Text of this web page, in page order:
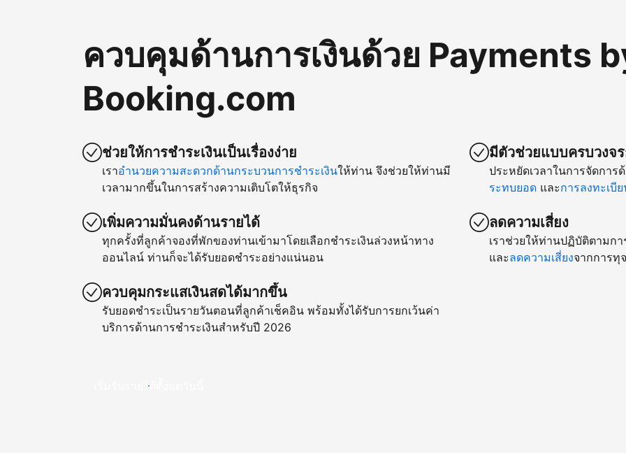
ควบคุมด้านการเงินด้วย Payments
Booking.com
ช่วยให้การชำระเงินเป็นเรื่องง่าย
เราอำนวยความสะดวกด้านกระบวนการชำระเงินให้ท่าน จึงช่วยให้ท่านมี
เวลามากขึ้นในการสร้างความเติบโตให้ธุรกิจ
เพิ่มความมั่นคงด้านรายได้
ทุกครั้งที่ลูกค้าจองที่พักของท่านเข้ามาโดยเลือกชำระเงินล่วงหน้าทาง
ออนไลน์ ท่านก็จะได้รับยอดชำระอย่างแน่นอน
ควบคุมกระแสเงินสดได้มากขึ้น
รับยอดชำระเป็นรายวันตอนที่ลูกค้าเช็คอิน พร้อมทั้งได้รับการยกเว้นค่า
บริการด้านการชำระเงินสำหรับปี 2026
มีตัวช่วยแบบครบวงจ
ประหยัดเวลาในการจัดการ
ระทบยอด และการลงทะเบี
ลดความเสี่ยง
เราช่วยให้ท่านปฏิบัติตามก
และลดความเสี่ยงจากการทุ
เริ่มรับรายได้ตั้งแต่วันนี้